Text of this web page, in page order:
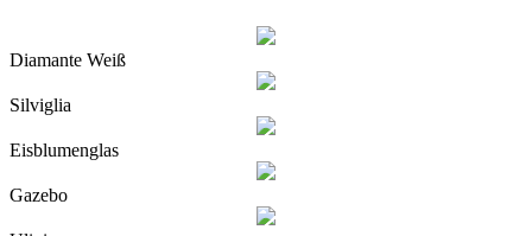
Diamante Weiß
Silviglia
Eisblumenglas
Gazebo